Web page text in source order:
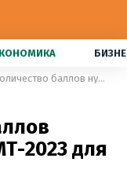
Какое количество баллов нужно набрать на НМТ-2023 для поступления в вуз
2023 для